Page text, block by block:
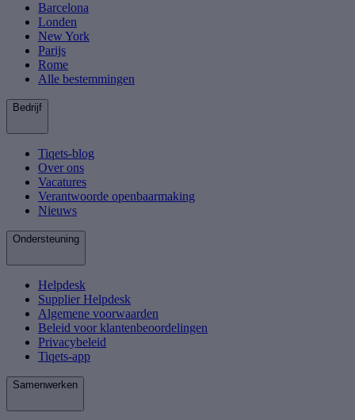
Barcelona
Londen
New York
Parijs
Rome
Alle bestemmingen
Bedrijf
Tiqets-blog
Over ons
Vacatures
Verantwoorde openbaarmaking
Nieuws
Ondersteuning
Helpdesk
Supplier Helpdesk
Algemene voorwaarden
Beleid voor klantenbeoordelingen
Privacybeleid
Tiqets-app
Samenwerken